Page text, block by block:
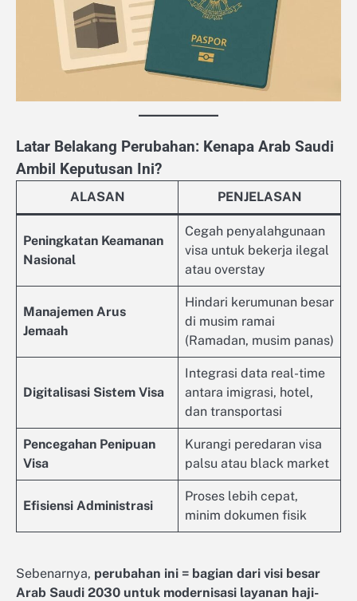
Latar Belakang Perubahan: Kenapa Arab Saudi
Ambil Keputusan Ini?
ALASAN PENJELASAN
Peningkatan Keamanan
Nasional
Cegah penyalahgunaan
visa untuk bekerja ilegal
atau overstay
Manajemen Arus
Jemaah
Hindari kerumunan besar
di musim ramai
(Ramadan, musim panas)
Digitalisasi Sistem Visa
Integrasi data real-time
antara imigrasi, hotel,
dan transportasi
Pencegahan Penipuan
Visa
Kurangi peredaran visa
palsu atau black market
Efisiensi Administrasi
Proses lebih cepat,
minim dokumen fisik
Sebenarnya, perubahan ini = bagian dari visi besar
Arab Saudi 2030 untuk modernisasi layanan haji-